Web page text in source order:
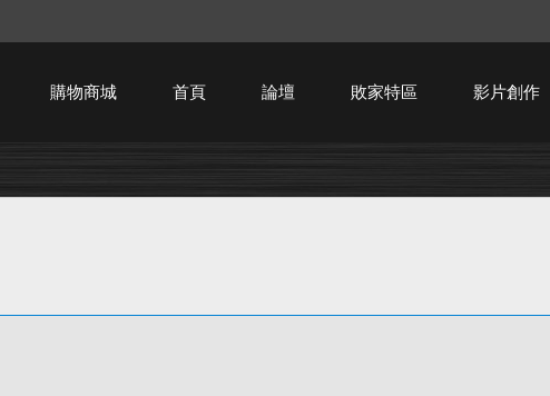
購物商城 首頁 論壇 敗家特區 影片創作